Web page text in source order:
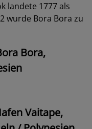
landete 1777 als
wurde Bora Bora zu
Bora,
Vaitape,